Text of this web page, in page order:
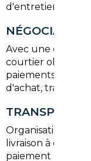
d'entretien sont
NÉGOCIATION
Avec une
courtier obtient
paiements. Les
d'achat,
TRANSPORT
Organisation du
livraison à
paiement de la